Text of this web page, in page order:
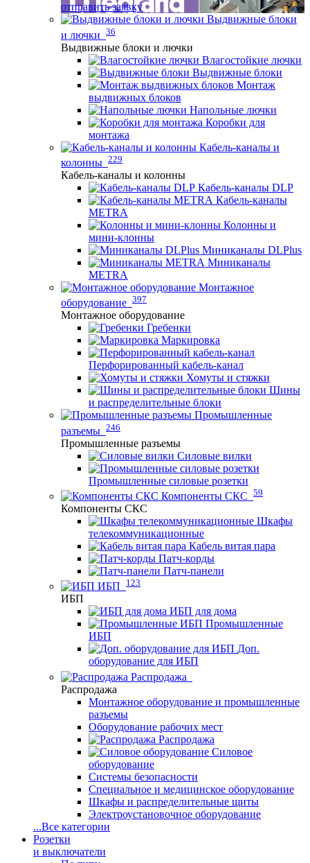
отправить заявку
Выдвижные блоки
и лючки 36
Выдвижные блоки и лючки
Влагостойкие лючки
Выдвижные блоки
Монтаж
выдвижных блоков
Напольные лючки
Коробки для
монтажа
Кабель-каналы и
колонны 229
Кабель-каналы и колонны
Кабель-каналы DLP
Кабель-каналы
METRA
Колонны и
мини-клонны
Миниканалы DLPlus
Миниканалы
METRA
Монтажное
оборудование 397
Монтажное оборудование
Гребенки
Маркировка
Перфорированный кабель-канал
Хомуты и стяжки
Шины
и распределительные блоки
Промышленные
разъемы 246
Промышленные разъемы
Силовые вилки
Промышленные силовые розетки
Компоненты СКС 59
Компоненты СКС
Шкафы
телекоммуникационные
Кабель витая пара
Патч-корды
Патч-панели
ИБП
123
ИБП
ИБП для дома
Промышленные
ИБП
Доп.
оборудование для ИБП
Распродажа
Распродажа
Монтажное оборудование и промышленные
разъемы
Оборудование рабочих мест
Распродажа
Силовое
оборудование
Системы безопасности
Специальное и медицинское оборудование
Шкафы и распределительные щиты
Электроустановочное оборудование
...Все категории
Розетки
и выключатели